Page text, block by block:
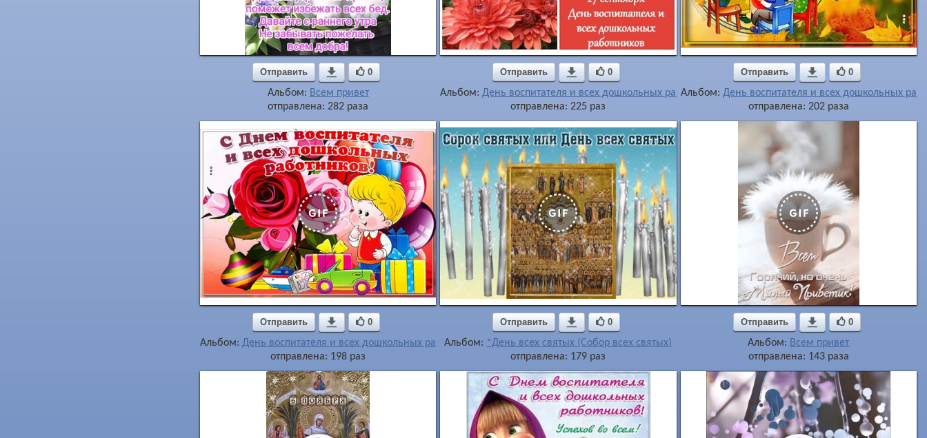
Отправить  0
Альбом: Всем привет
отправлена: 282 раза
Отправить  0
Альбом:День воспитателя и всех дошкольных работников
отправлена: 225 раз
Отправить  0
Альбом: День воспитателя и всех дошкольных
отправлена: 202 раза
Отправить  0
Альбом: День воспитателя и всех дошкольных работников
отправлена: 198 раз
Отправить  0
Альбом: *День всех святых (Собор всех святых)
отправлена: 179 раз
Отправить  0
Альбом: Всем привет
отправлена: 143 раза